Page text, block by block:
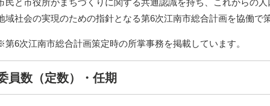
民と市役所がまちづくりに関する共通認識を持ち、これからの
域社会の実現のための指針となる第6次江南市総合計画を協働で
6次江南市総合計画策定時の所掌事務を掲載しています。
員数（定数）・任期